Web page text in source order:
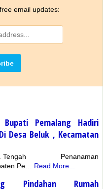
email updates:
Pemalang Hadiri
Desa Beluk , Kecamatan
Tengah Penanaman
Pe… Read More...
Pindahan Rumah